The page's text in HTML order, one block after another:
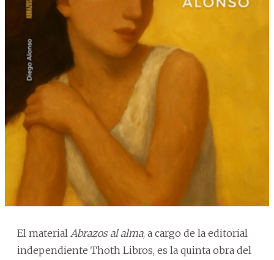
El material Abrazos al alma, a cargo de la editorial
independiente Thoth Libros, es la quinta obra del